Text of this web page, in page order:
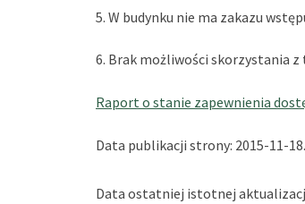
5. W budynku nie ma zakazu
6. Brak możliwości skorzystania
Raport o stanie zapewnienia
Data publikacji strony: 2015-11-18.
Data ostatniej istotnej